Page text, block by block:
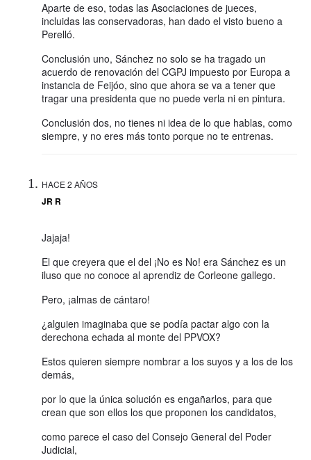
Aparte de eso, todas las Asociaciones de jueces,
incluidas las conservadoras, han dado el visto bueno a
Perelló.
Conclusión uno, Sánchez no solo se ha tragado un
acuerdo de renovación del CGPJ impuesto por Europa a
instancia de Feijóo, sino que ahora se va a tener que
tragar una presidenta que no puede verla ni en pintura.
Conclusión dos, no tienes ni idea de lo que hablas, como
siempre, y no eres más tonto porque no te entrenas.
HACE 2 AÑOS
JR R
Jajaja!
El que creyera que el del ¡No es No! era Sánchez es un
iluso que no conoce al aprendiz de Corleone gallego.
Pero, ¡almas de cántaro!
¿alguien imaginaba que se podía pactar algo con la
derechona echada al monte del PPVOX?
Estos quieren siempre nombrar a los suyos y a los de los
demás,
por lo que la única solución es engañarlos, para que
crean que son ellos los que proponen los candidatos,
como parece el caso del Consejo General del Poder
Judicial,